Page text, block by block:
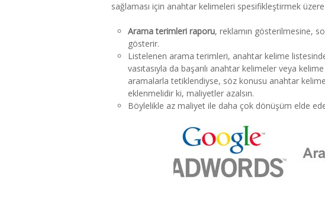
sağlaması için anahtar kelimeleri spesifikleştirmek üzere
Arama terimleri raporu, reklamın gösterilmesine,
gösterir.
Listelenen arama terimleri, anahtar kelime
vasıtasıyla da başarılı anahtar kelimeler veya
aramalarla tetiklendiyse, söz konusu anahtar
eklenmelidir ki, maliyetler azalsın.
Böylelikle az maliyet ile daha çok dönüşüm elde